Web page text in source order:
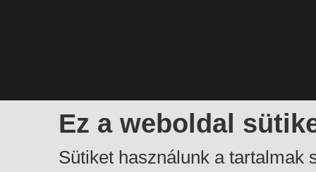
Ez a weboldal
Sütiket használunk a tartalmak